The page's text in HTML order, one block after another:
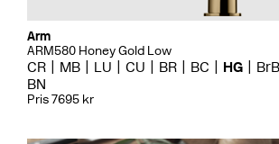
Arm
ARM580 Honey Gold Low
CR MB LU CU BR BC HG
BN
Pris 7695 kr